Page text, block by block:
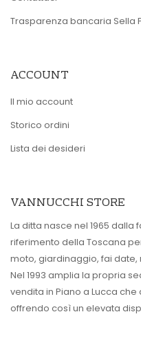
Trasparenza bancaria Sella
ACCOUNT
Il mio account
Storico ordini
Lista dei desideri
VANNUCCHI STORE
La ditta nasce nel 1965
riferimento della Toscana
moto, giardinaggio, fai
Nel 1993 amplia la propria
vendita in Piano a Lucca
offrendo così un elevata